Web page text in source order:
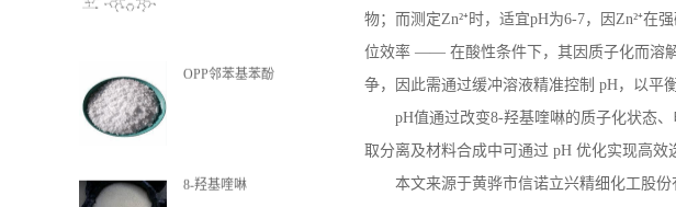
OPP邻苯基苯酚
8-羟基喹啉
物；而测定Zn²⁺时，适宜pH为6-7，因 Zn²⁺在
位效率 —— 在酸性条件下，其因质子化而溶
争，因此需通过缓冲溶液精准控制 pH，以平
pH值通过改变8-羟基喹啉的质子化状态
取分离及材料合成中可通过 pH 优化实现高效
本文来源于黄骅市信诺立兴精细化工股份